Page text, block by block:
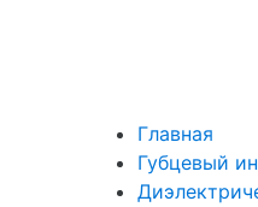
Главная
Губцевый